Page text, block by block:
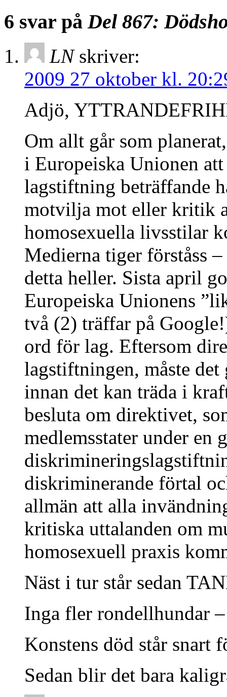
6 svar på Del 867:
LN skriver:
2009 27 oktober kl.
Adjö,
Om allt går som
i Europeiska Unionen att
lagstiftning beträffande
motvilja mot eller kritik
homosexuella livsstilar
Medierna tiger förståss
detta heller. Sista april
Europeiska Unionens
två (2) träffar på
ord för lag. Eftersom
lagstiftningen, måste
innan det kan träda i
besluta om direktivet,
medlemsstater under en
diskriminerande förtal
allmän att alla
kritiska uttalanden om
homosexuell praxis
Näst i tur står sedan
Inga fler rondellhundar
Konstens död står snart
Sedan blir det bara